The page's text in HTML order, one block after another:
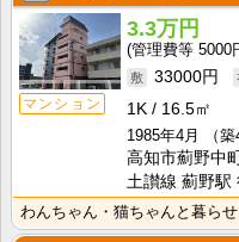
マンション
3.3万円
5000
33000円
1K
16.5㎡
1985年4月
（
高知市薊野中町
土讃線 薊野駅